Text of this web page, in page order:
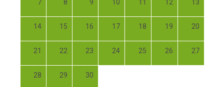
7 8 9 10 11 12 13
14 15 16 17 18 19 20
21 22 23 24 25 26 27
28 29 30